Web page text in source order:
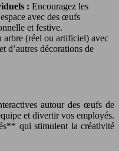
: Encouragez les
avec des œufs
et festive.
arbre (réel ou artificiel) avec
d’autres décorations de
autour des œufs de
et divertir vos employés.
qui stimulent la créativité